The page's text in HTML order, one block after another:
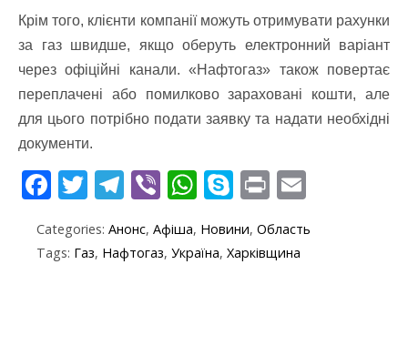
Крім того, клієнти компанії можуть отримувати рахунки
за газ швидше, якщо оберуть електронний варіант
через офіційні канали. «Нафтогаз» також повертає
переплачені або помилково зараховані кошти, але
для цього потрібно подати заявку та надати необхідні
документи.
F
e
b
T
itt
er
T
e
gr
Vi
b
er
W
at
S
y
p
Pr
in
t ai
Categories: Анонс, Афіша, Новини, Область
Tags: Газ, Нафтогаз, Україна, Харківщина